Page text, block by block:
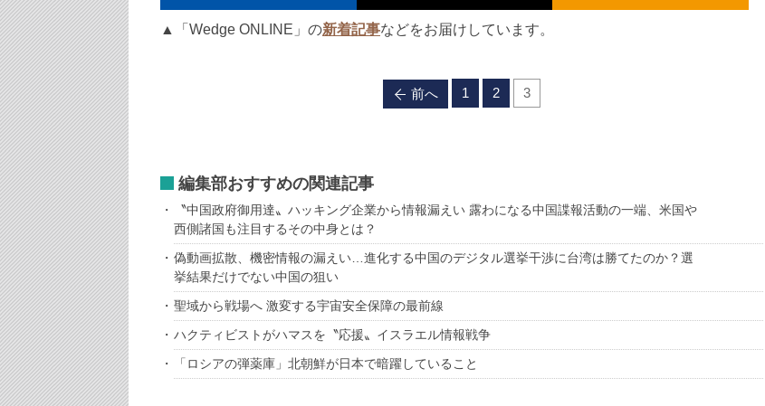
▲「Wedge ONLINE」の新着記事などをお届けしています。
前へ 1 2 3
編集部おすすめの関連記事
〝中国政府御用達〟ハッキング企業から情報漏えい 露わになる中国諜報活動の一端、米国や
西側諸国も注目するその中身とは？
偽動画拡散、機密情報の漏えい…進化する中国のデジタル選挙干渉に台湾は勝てたのか？選
挙結果だけでない中国の狙い
聖域から戦場へ 激変する宇宙安全保障の最前線
ハクティビストがハマスを〝応援〟イスラエル情報戦争
「ロシアの弾薬庫」北朝鮮が日本で暗躍していること